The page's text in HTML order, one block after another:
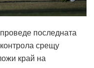
последната
срещу
край на